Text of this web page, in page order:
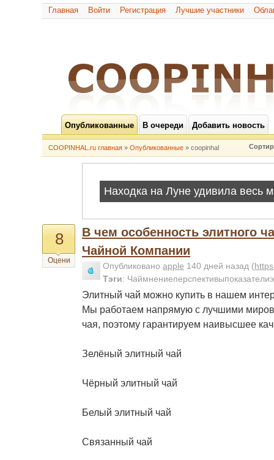
Главная Войти Регистрация Лучшие участники
Опубликованные В очереди Добавить новость
COOPINHAL.ru главная » Опубликованные » coopinhal
8
Оцени
В чем особенность элитного
Чайной Компании
Опубликовано apple 140 дней назад (
Тэги:
Элитный чай можно купить в нашем
Мы работаем напрямую с лучшими
чая, поэтому гарантируем наивысшее
Зелёный элитный чай
Чёрный элитный чай
Белый элитный чай
Связанный чай